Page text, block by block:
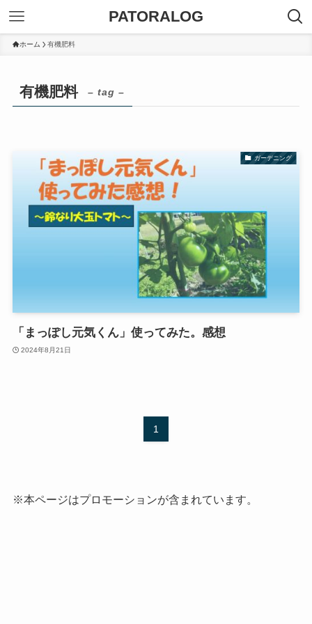
PATORALOG
ホーム 有機肥料
有機肥料 – tag –
ガーデニング
「まっぽし元気くん」使ってみた。感想
2024年8月21日
1
※本ページはプロモーションが含まれています。